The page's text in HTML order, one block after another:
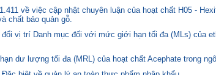
về việc cập nhật chuyên luận của hoạt chất H05 -
chất bảo quản gỗ.
vị trí Danh mục đối với mức giới hạn tối đa (MLs) của
dư lượng tối đa (MRL) của hoạt chất Acephate trong